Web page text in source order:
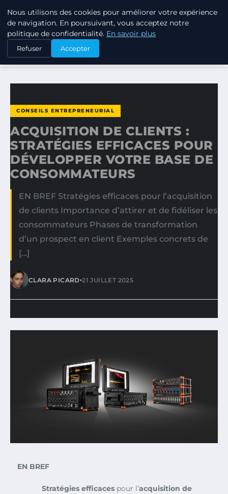
TUEZ-LES TOUS
ACCUEIL
CONSEILS ENTREPRENEURIAL
ACQUISITION DE CLIENTS : STRATÉGIES EFFICACES POUR…
CONSEILS ENTREPRENEURIAL
ACQUISITION DE CLIENTS :
STRATÉGIES EFFICACES POUR
DÉVELOPPER VOTRE BASE DE
CONSOMMATEURS
EN BREF Stratégies efficaces pour l’acquisition
de clients Importance d’attirer et de fidéliser les
consommateurs Phases de transformation
d’un prospect en client Exemples concrets de
[…]
CLARA PICARD•21 JUILLET 2025
EN BREF
Stratégies efficaces pour l’acquisition de
Nous utilisons des cookies pour améliorer votre expérience
de navigation. En poursuivant, vous acceptez notre
politique de confidentialité. En savoir plus
Refuser Accepter